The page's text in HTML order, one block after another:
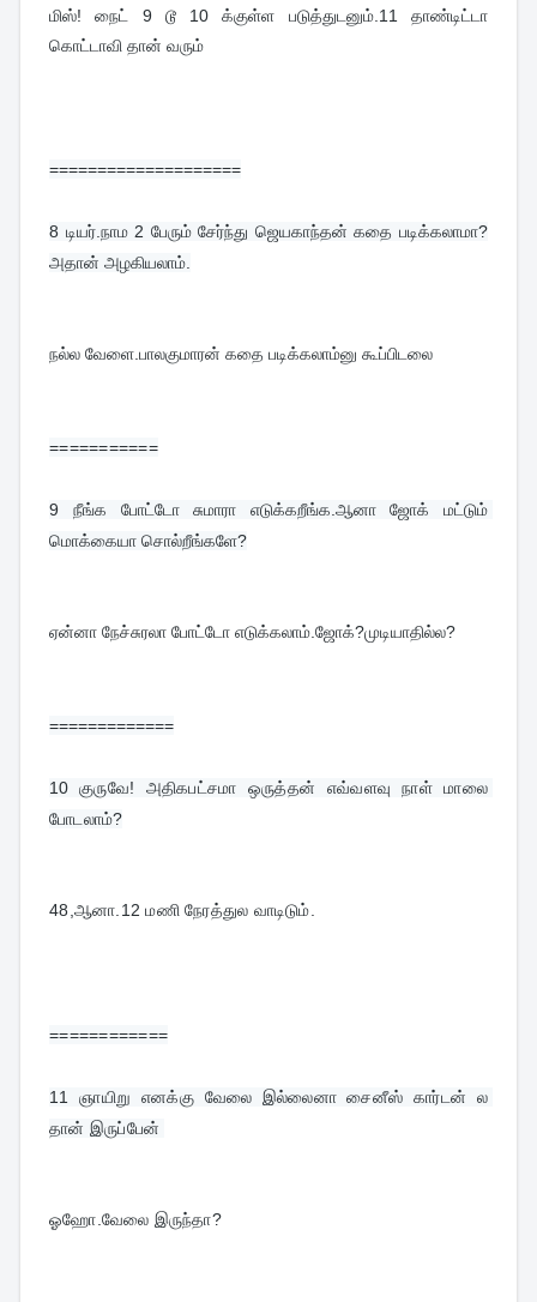
மிஸ்! நைட் 9 டூ 10 க்குள்ள படுத்துடனும்.11 தாண்டிட்டா
கொட்டாவி தான் வரும்
====================
8 டியர்.நாம 2 பேரும் சேர்ந்து ஜெயகாந்தன் கதை படிக்கலாமா?
அதான் அழகியலாம்.
நல்ல வேளை.பாலகுமாரன் கதை படிக்கலாம்னு கூப்பிடலை
===========
9 நீங்க போட்டோ சுமாரா எடுக்கறீங்க.ஆனா ஜோக் மட்டும்
மொக்கையா சொல்றீங்களே?
ஏன்னா நேச்சுரலா போட்டோ எடுக்கலாம்.ஜோக்?முடியாதில்ல?
=============
10 குருவே! அதிகபட்சமா ஒருத்தன் எவ்வளவு நாள் மாலை
போடலாம்?
48,ஆனா.12 மணி நேரத்துல வாடிடும்.
============
11 ஞாயிறு எனக்கு வேலை இல்லைனா சைனீஸ் கார்டன் ல
தான் இருப்பேன்
ஓஹோ.வேலை இருந்தா?